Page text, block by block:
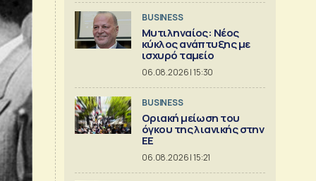
BUSINESS
Μυτιληναίος: Νέος
κύκλος ανάπτυξης με
ισχυρό ταμείο
06.08.2026 | 15:30
BUSINESS
Οριακή μείωση του
όγκου της λιανικής στην
ΕΕ
06.08.2026 | 15:21